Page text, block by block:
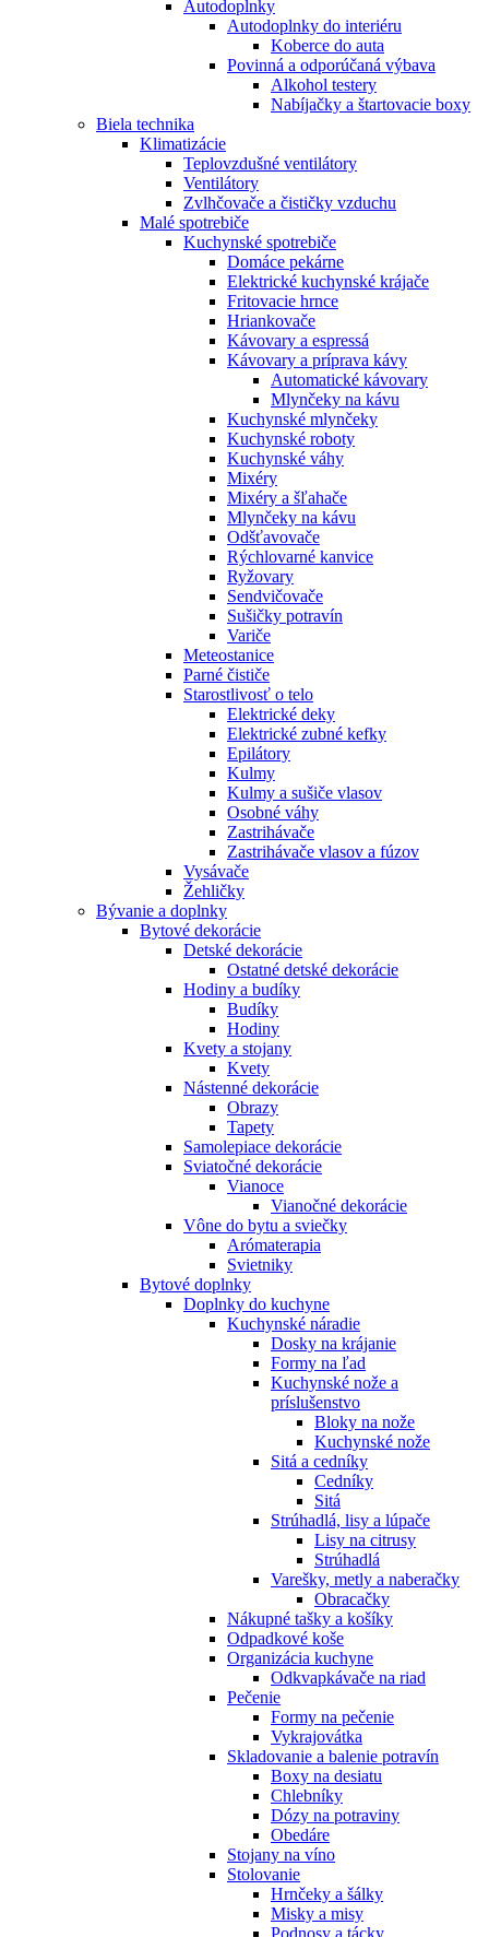
Autodoplnky
Autodoplnky do interiéru
Koberce do auta
Povinná a odporúčaná výbava
Alkohol testery
Nabíjačky a štartovacie boxy
Biela technika
Klimatizácie
Teplovzdušné ventilátory
Ventilátory
Zvlhčovače a čističky vzduchu
Malé spotrebiče
Kuchynské spotrebiče
Domáce pekárne
Elektrické kuchynské krájače
Fritovacie hrnce
Hriankovače
Kávovary a espressá
Kávovary a príprava kávy
Automatické kávovary
Mlynčeky na kávu
Kuchynské mlynčeky
Kuchynské roboty
Kuchynské váhy
Mixéry
Mixéry a šľahače
Mlynčeky na kávu
Odšťavovače
Rýchlovarné kanvice
Ryžovary
Sendvičovače
Sušičky potravín
Variče
Meteostanice
Parné čističe
Starostlivosť o telo
Elektrické deky
Elektrické zubné kefky
Epilátory
Kulmy
Kulmy a sušiče vlasov
Osobné váhy
Zastrihávače
Zastrihávače vlasov a fúzov
Vysávače
Žehličky
Bývanie a doplnky
Bytové dekorácie
Detské dekorácie
Ostatné detské dekorácie
Hodiny a budíky
Budíky
Hodiny
Kvety a stojany
Kvety
Nástenné dekorácie
Obrazy
Tapety
Samolepiace dekorácie
Sviatočné dekorácie
Vianoce
Vianočné dekorácie
Vône do bytu a sviečky
Arómaterapia
Svietniky
Bytové doplnky
Doplnky do kuchyne
Kuchynské náradie
Dosky na krájanie
Formy na ľad
Kuchynské nože a
príslušenstvo
Bloky na nože
Kuchynské nože
Sitá a cedníky
Cedníky
Sitá
Strúhadlá, lisy a lúpače
Lisy na citrusy
Strúhadlá
Varešky, metly a naberačky
Obracačky
Nákupné tašky a košíky
Odpadkové koše
Organizácia kuchyne
Odkvapkávače na riad
Pečenie
Formy na pečenie
Vykrajovátka
Skladovanie a balenie potravín
Boxy na desiatu
Chlebníky
Dózy na potraviny
Obedáre
Stojany na víno
Stolovanie
Hrnčeky a šálky
Misky a misy
Podnosy a tácky